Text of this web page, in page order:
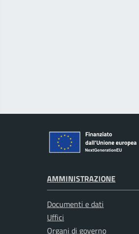
AMMINISTRAZIONE
Documenti e dati
Uffici
Organi di governo